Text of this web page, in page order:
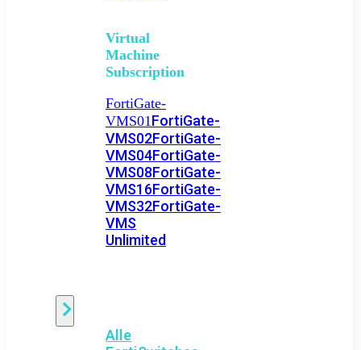
Virtual
Machine
Subscription
FortiGate-
VMS01FortiGate-
VMS02FortiGate-
VMS04FortiGate-
VMS08FortiGate-
VMS16FortiGate-
VMS32FortiGate-
VMS
Unlimited
Alle